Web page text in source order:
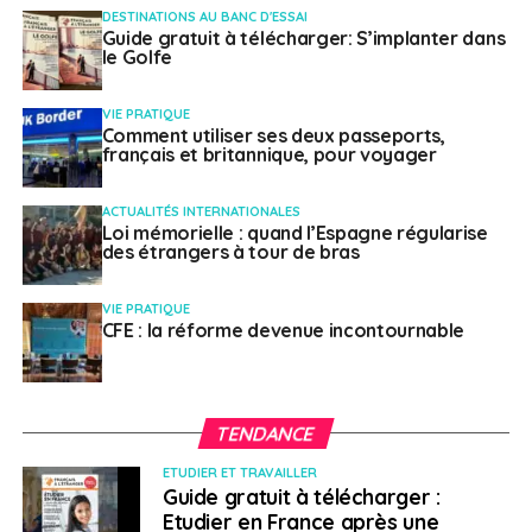
diplôme Columbia-Sciences po, son expérience de deux
ans en France dans le cadre de sa formation est une
révélation. «
adulte ici. Et j’ai apprécié le rythme de vie, le fait de
ralentir, de vivre le moment présent. »
Surmonter les
difficultés académiques
et financières
Cette autonomie, tous les étudiants qui viennent de
à Paris. A son arrivée, il a dû faire face à de
nombreuses problématiques imprévues. «
en France avec un visa mineur scolarisé parce que
j’avais 17 ans. Comme c’était le Covid, mes parents n’ont
DESTINATIONS AU BANC D'ESSAI
Guide gratuit à télécharger: S’implanter dans
le Golfe
VIE PRATIQUE
Comment utiliser ses deux passeports,
français et britannique, pour voyager
ACTUALITÉS INTERNATIONALES
Loi mémorielle : quand l’Espagne régularise
des étrangers à tour de bras
VIE PRATIQUE
CFE : la réforme devenue incontournable
TENDANCE
ETUDIER ET TRAVAILLER
Guide gratuit à télécharger :
Etudier en France après une